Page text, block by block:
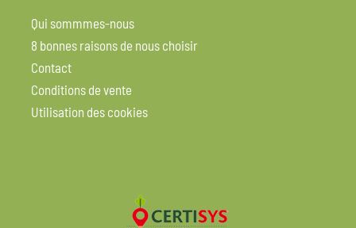
Qui sommmes-nous
8 bonnes raisons de nous choisir
Contact
Conditions de vente
Utilisation des cookies